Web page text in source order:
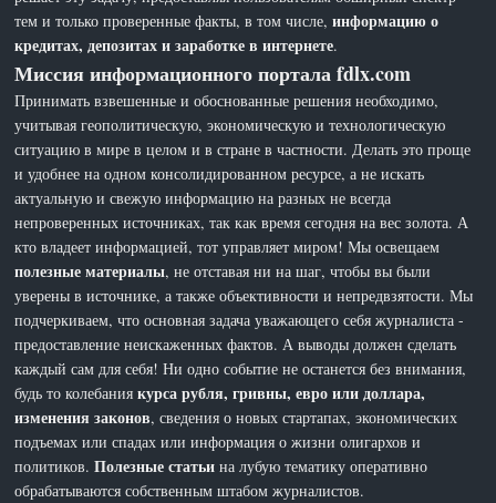
тем и только проверенные факты, в том числе,информацию о
кредитах, депозитах и заработке в интернете.
Миссия информационного портала fdlx.com
Принимать взвешенные и обоснованные решения необходимо,
учитывая геополитическую, экономическую и технологическую
ситуацию в мире в целом и в стране в частности. Делать это проще
и удобнее на одном консолидированном ресурсе, а не искать
актуальную и свежую информацию на разных не всегда
непроверенных источниках, так как время сегодня на вес золота. А
кто владеет информацией, тот управляет миром! Мы освещаем
полезные материалы, не отставая ни на шаг, чтобы вы были
уверены в источнике, а также объективности и непредвзятости. Мы
подчеркиваем, что основная задача уважающего себя журналиста -
предоставление неискаженных фактов. А выводы должен сделать
каждый сам для себя! Ни одно событие не останется без внимания,
будь то колебаниякурса рубля, гривны, евро или доллара,
изменения законов, сведения о новых стартапах, экономических
подъемах или спадах или информация о жизни олигархов и
политиков.Полезные статьи на лубую тематику оперативно
обрабатываются собственным штабом журналистов.